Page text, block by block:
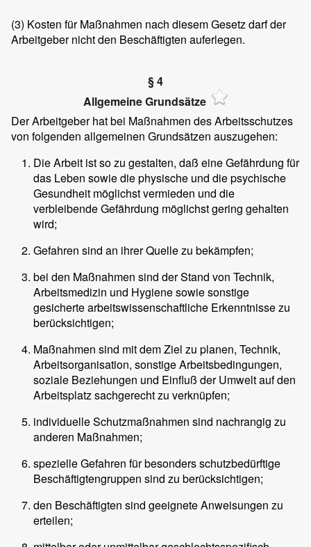
(3) Kosten für Maßnahmen nach diesem Gesetz darf der
Arbeitgeber nicht den Beschäftigten auferlegen.
§ 4
Allgemeine Grundsätze
Der Arbeitgeber hat bei Maßnahmen des Arbeitsschutzes
von folgenden allgemeinen Grundsätzen auszugehen:
Die Arbeit ist so zu gestalten, daß eine Gefährdung für
das Leben sowie die physische und die psychische
Gesundheit möglichst vermieden und die
verbleibende Gefährdung möglichst gering gehalten
wird;
Gefahren sind an ihrer Quelle zu bekämpfen;
bei den Maßnahmen sind der Stand von Technik,
Arbeitsmedizin und Hygiene sowie sonstige
gesicherte arbeitswissenschaftliche Erkenntnisse zu
berücksichtigen;
Maßnahmen sind mit dem Ziel zu planen, Technik,
Arbeitsorganisation, sonstige Arbeitsbedingungen,
soziale Beziehungen und Einfluß der Umwelt auf den
Arbeitsplatz sachgerecht zu verknüpfen;
individuelle Schutzmaßnahmen sind nachrangig zu
anderen Maßnahmen;
spezielle Gefahren für besonders schutzbedürftige
Beschäftigtengruppen sind zu berücksichtigen;
den Beschäftigten sind geeignete Anweisungen zu
erteilen;